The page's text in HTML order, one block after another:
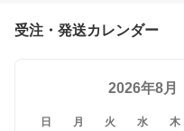
受注・発送カレンダー
2026年8月
日 月 火 水 木